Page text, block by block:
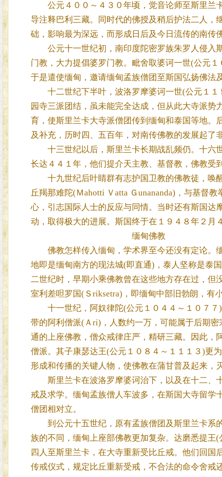
公元４００～４３０年顷，觉音论师至斯里兰
导注释巴利三藏。同时代的佛授及稍后护法二人，
础，影响最为深远，而形成日后及今日流传的南传
公元十一世纪初，南印度陀密罗族朱罗人侵入
门教，大力提倡婆罗门教。毗舍取婆诃一世(公元
于是遣使缅甸，邀请缅甸孟族僧团至斯国弘扬佛法
十二世纪下半叶，波洛罗摩婆诃一世(公元１１
园寺三派团结，虽未能完全达成，但从此大寺派
育，使斯里兰卡大寺派僧团传到缅甸和泰国等地。
及补充，历时四、五百年，对南传佛教的发展起了
十三世纪以后，斯里兰卡长期战乱频仍。十六
长达４４１年，他们提介天主教、基督教，佛教受
十九世纪后叶睛群有志护国卫教的佛教徒，唤
丘羯那难陀(Ｍahotti Ｖatta Ｇunananda)，与基督
心，引志国际人士的反应与同情。当时还有斯国达
动，取得极大的进展。斯国终于在１９４８年２月
缅甸佛教
佛教怎样传入缅甸，学术界至今还没有定论。
地即是缅甸南方的现法城(即直通)，泰人坚称是泰
二世纪时，早期小乘佛教曾在这些地方存在过，但
室利差呾罗国(Ｓriksetra)，即缅甸中部旧勃朗，有
十一世纪，阿奴律陀(公元１０４４～１０７７)
带的阿利僧派(Ａri)，人数约一万，可能属于后期
通的上座佛教，僧众戒律庄严，精研三藏。因此，
僧派。其子康瑟达王(公元１０８４～１１１３)更
形成和传播的关键人物，使佛教在蒲甘普及起来，
斯里兰卡在波洛罗摩婆诃治下，以及在十二、
戒及求学。缅甸孟族僧人车波多，在斯国大寺留学
僧团相对立。
到公元十五世纪，原有孟族僧团及斯里兰卡系
族的不同，缅甸上座部佛教更加复杂。达磨悉提
四人至斯里兰卡，在大寺重新受比丘戒。他们回国
传戒仪式，规定比丘重新受戒，不合法的命令舍戒